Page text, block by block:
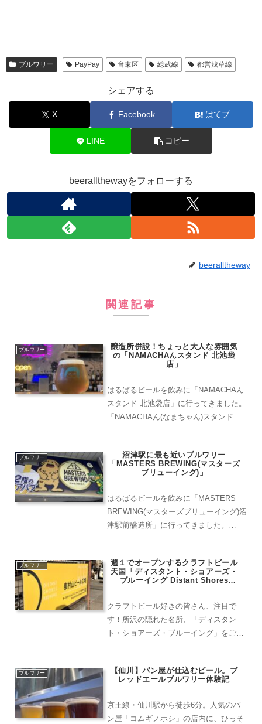
ブルワリー PayPay 台東区 総武線 都営浅草線
シェアする
X Facebook はてブ
LINE コピー
beerallthewayをフォローする
beeralltheway
関連記事
ブルワリー
醸造所併設！ちょっと大人な雰囲気
の「NAMACHAんスタンド 北池袋
店」
はるばるビールを飲みに「NAMACHAん
スタンド 北池袋店」に行ってきました。
「NAMACHAん(なまちゃん)スタンド 北
開する自家製クラフトビールNAMACHA
ブルワリー
沼津駅に最も近いブルワリー
「MASTERS BREWING(マスターズ
ブリューイング)」
はるばるビールを飲みに「MASTERS
BREWING(マスターズブリューイング)沼
津駅前醸造所」に行ってきました。
道線沼津駅より徒歩2分。アクセス抜群
で...
ブルワリー
週１でオープンするクラフトビール
天国「ディスタント・ショアーズ・
ブルーイング Distant Shores
クラフトビール好きの皆さん、注目で
す！所沢の隠れた名所、「ディスタン
ト・ショアーズ・ブルーイング」をご存
秘密の楽園なんです。週末の贅沢、ブル
ブルワリー
【仙川】パン屋が仕込むビール。ブ
レッドエールブルワリー体験記
京王線・仙川駅から徒歩6分。人気のパ
ン屋「コムギノホシ」の店内に、ひっそ